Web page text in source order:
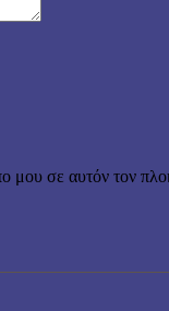
μου σε αυτόν τον